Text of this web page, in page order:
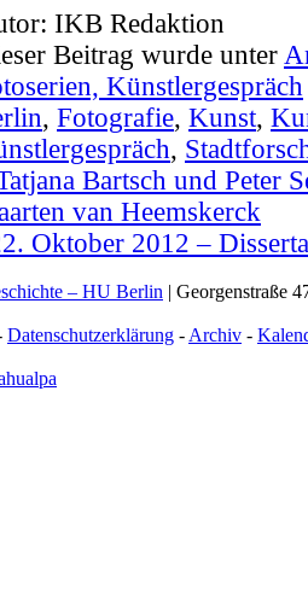
IKB Redaktion
Beitrag wurde unter
Künstlergespräch
, Fotografie, Kunst,
,
Bartsch und Peter
van Heemskerck
Oktober 2012 –
– HU Berlin | Georgenstraße
Datenschutzerklärung - Archiv -